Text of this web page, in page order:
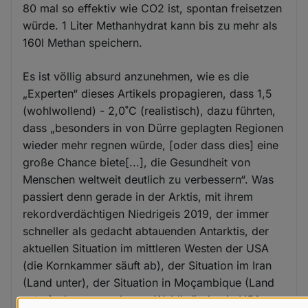
80 mal so effektiv wie CO2 ist, spontan freisetzen
würde. 1 Liter Methanhydrat kann bis zu mehr als
160l Methan speichern.
Es ist völlig absurd anzunehmen, wie es die
„Experten“ dieses Artikels propagieren, dass 1,5
(wohlwollend) - 2,0˚C (realistisch), dazu führten,
dass „besonders in von Dürre geplagten Regionen
wieder mehr regnen würde, [oder dass dies] eine
große Chance biete[...], die Gesundheit von
Menschen weltweit deutlich zu verbessern“. Was
passiert denn gerade in der Arktis, mit ihrem
rekordverdächtigen Niedrigeis 2019, der immer
schneller als gedacht abtauenden Antarktis, der
aktuellen Situation im mittleren Westen der USA
(die Kornkammer säuft ab), der Situation im Iran
(Land unter), der Situation in Moçambique (Land
unter), den ungesehenen Waldbränden in USA,